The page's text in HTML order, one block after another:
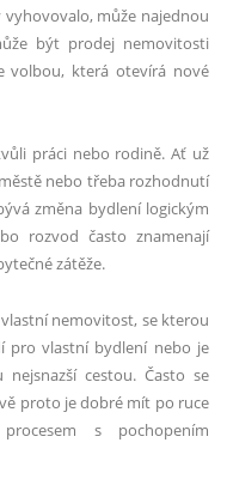
může najednou
být prodej nemovitosti
volbou, která otevírá nové
práci nebo rodině. Ať už
nebo třeba rozhodnutí
změna bydlení logickým
rozvod často znamenají
zátěže.
nemovitost, se kterou
pro vlastní bydlení nebo je
cestou. Často se
proto je dobré mít po ruce
s pochopením